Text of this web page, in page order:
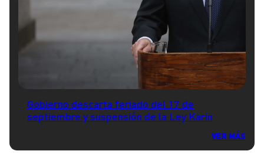
Gobierno descarta feriado del 17 de
septiembre y suspensión de la Ley Karin
VER MÁS